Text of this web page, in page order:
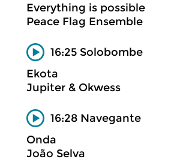
Everything is possible
Peace Flag Ensemble
16:25 Solobombe
Ekota
Jupiter & Okwess
16:28 Navegante
Onda
João Selva